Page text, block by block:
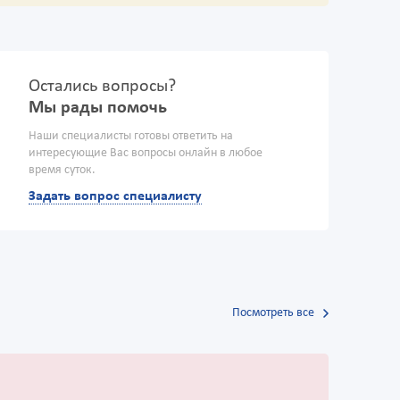
Остались вопросы?
Мы рады помочь
Наши специалисты готовы ответить на
интересующие Вас вопросы онлайн в любое
время суток.
Задать вопрос специалисту
Посмотреть все